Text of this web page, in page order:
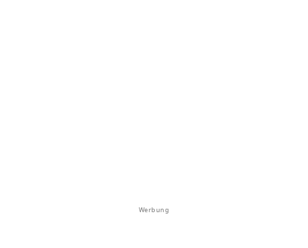
Werbung